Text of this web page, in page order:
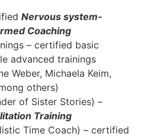
Nervous system-
Coaching
– certified basic
advanced trainings
Weber, Michaela Keim,
others)
of Sister Stories) –
Training
Time Coach) – certified